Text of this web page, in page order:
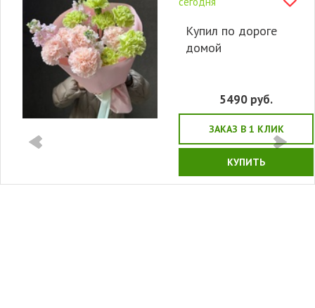
Купил по дороге
домой
5490 руб.
ЗАКАЗ В 1 КЛИК
КУПИТЬ